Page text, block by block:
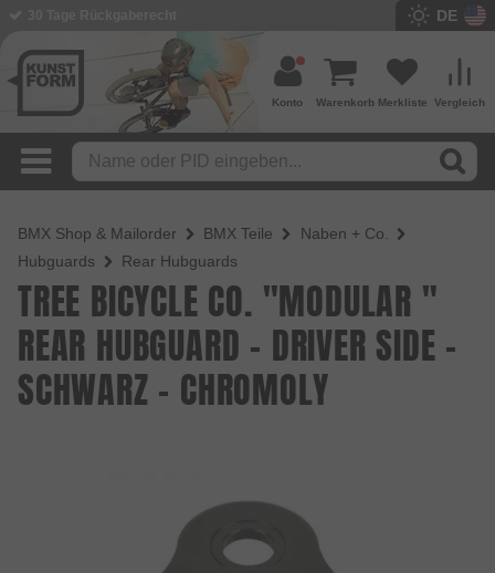
DE
Vergleich
Merkliste
Warenkorb
Konto
BMX Shop & Mailorder BMX Teile
Naben + Co.
Hubguards
Rear Hubguards
TREE BICYCLE CO. "MODULAR "
REAR HUBGUARD - DRIVER SIDE -
SCHWARZ - CHROMOLY